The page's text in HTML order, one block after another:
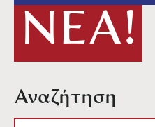
ΝΕΑ!
Αναζήτηση